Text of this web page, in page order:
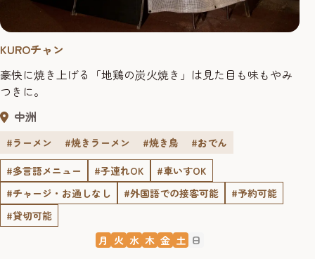
KUROチャン
豪快に焼き上げる「地鶏の炭火焼き」は見た目も味もやみ
つきに。
中洲
#ラーメン #焼きラーメン #焼き鳥
#おでん
#多言語メニュー
#子連れOK
#車いすOK
#チャージ・お通しなし
#外国語での接客可能
#予約可能
#貸切可能
月 火 水 木 金 土 日